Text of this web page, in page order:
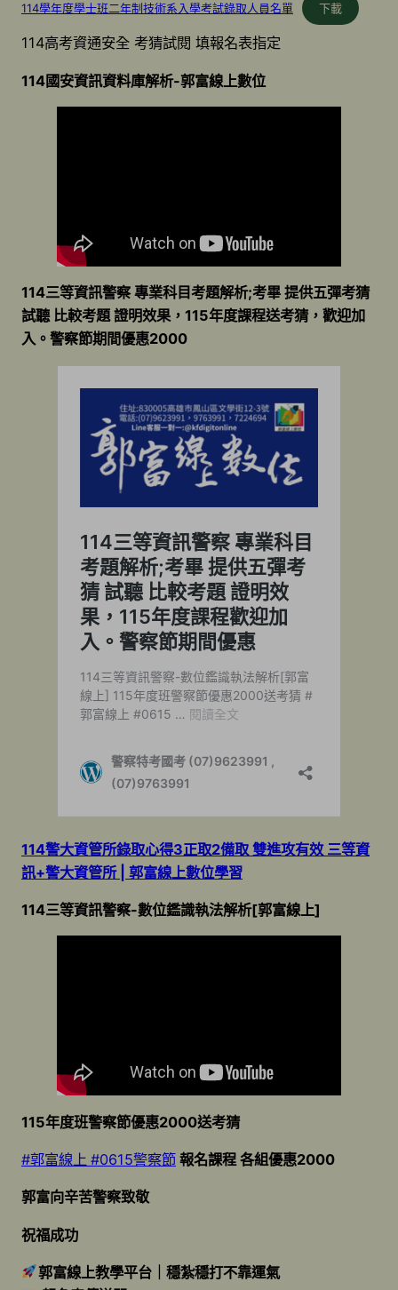
114學年度學士班二年制技術系入學考試錄取人員名單 下載
114高考資通安全 考猜試閱 填報名表指定
114國安資訊資料庫解析-郭富線上數位
114三等資訊警察 專業科目考題解析;考畢 提供五彈考猜
試聽 比較考題 證明效果，115年度課程送考猜，歡迎加
入。警察節期間優惠2000
114警大資管所錄取心得3正取2備取 雙進攻有效 三等資
訊+警大資管所 | 郭富線上數位學習
114三等資訊警察-數位鑑識執法解析[郭富線上]
115年度班警察節優惠2000送考猜
#郭富線上 #0615警察節 報名課程 各組優惠2000
郭富向辛苦警察致敬
祝福成功
郭富線上教學平台｜穩紮穩打不靠運氣